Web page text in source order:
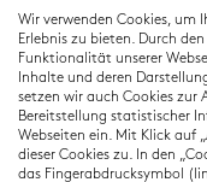
80333
T: +49 (0) 89
Wir verwenden Cookies, um
Erlebnis zu bieten. Durch
Funktionalität unserer
Inhalte und deren
setzen wir auch Cookies zur
Bereitstellung statistischer
Webseiten ein. Mit Klick auf
dieser Cookies zu. In den
das Fingerabdrucksymbol